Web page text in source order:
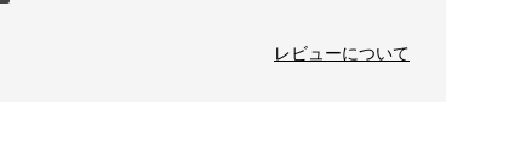
レビューについて